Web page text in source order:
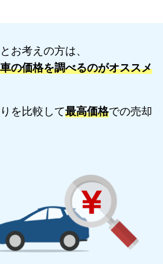
お考えの方は、
の価格を調べるのがオススメ
を比較して最高価格での売却